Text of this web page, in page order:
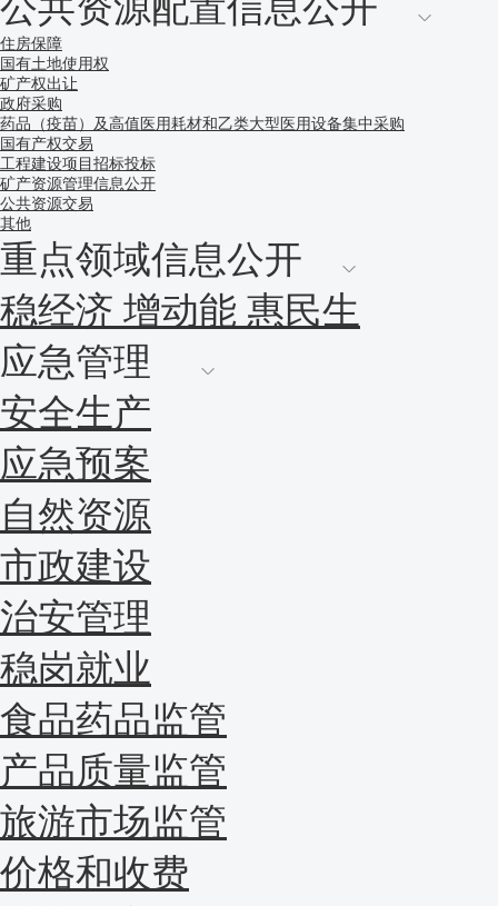
公共资源配置信息公开
住房保障
国有土地使用权
矿产权出让
政府采购
药品（疫苗）及高值医用耗材和乙类大型医用设备集中采购
国有产权交易
工程建设项目招标投标
矿产资源管理信息公开
公共资源交易
其他
重点领域信息公开
稳经济 增动能 惠民生
应急管理
安全生产
应急预案
自然资源
市政建设
治安管理
稳岗就业
食品药品监管
产品质量监管
旅游市场监管
价格和收费